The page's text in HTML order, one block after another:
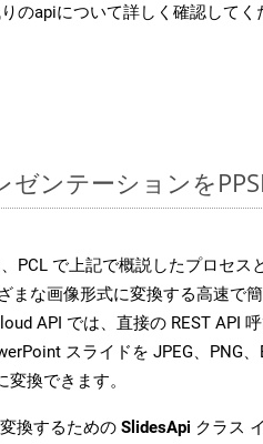
のapiについて詳しく確認してく
ゼンテーションを
PCL で上記で概説したプロセス
まな画像形式に変換する高速で
API では、直接の REST API
スライドを JPEG、PNG、
換できます。
換するための SlidesApi クラス